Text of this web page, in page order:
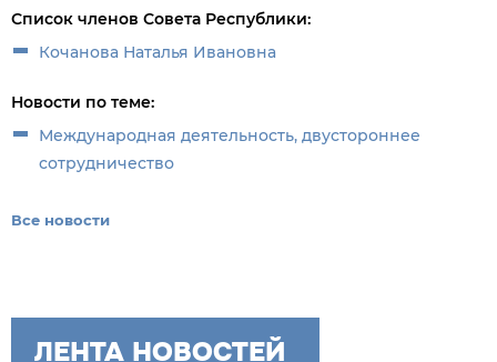
Список членов Совета Республики:
Кочанова Наталья Ивановна
Новости по теме:
Международная деятельность, двустороннее
сотрудничество
Все новости
ЛЕНТА НОВОСТЕЙ